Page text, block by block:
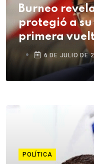
Burneo
protegió a
primera
6 DE JULIO DE
POLÍTICA